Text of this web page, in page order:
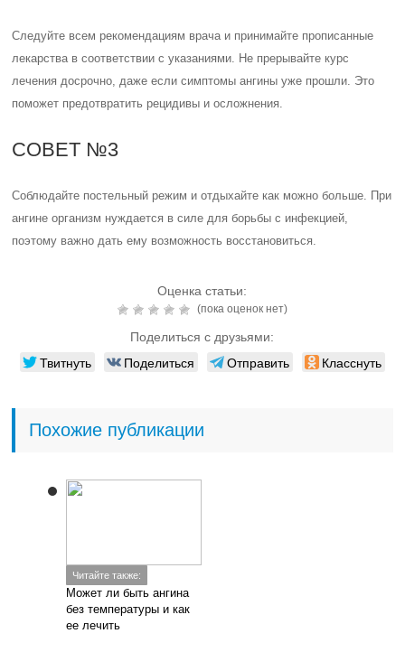
Следуйте всем рекомендациям врача и принимайте прописанные
лекарства в соответствии с указаниями. Не прерывайте курс
лечения досрочно, даже если симптомы ангины уже прошли. Это
поможет предотвратить рецидивы и осложнения.
СОВЕТ №3
Соблюдайте постельный режим и отдыхайте как можно больше. При
ангине организм нуждается в силе для борьбы с инфекцией,
поэтому важно дать ему возможность восстановиться.
Оценка статьи:
(пока оценок нет)
Поделиться с друзьями:
Твитнуть Поделиться Отправить Класснуть
Похожие публикации
Читайте также:
Может ли быть ангина
без температуры и как
ее лечить